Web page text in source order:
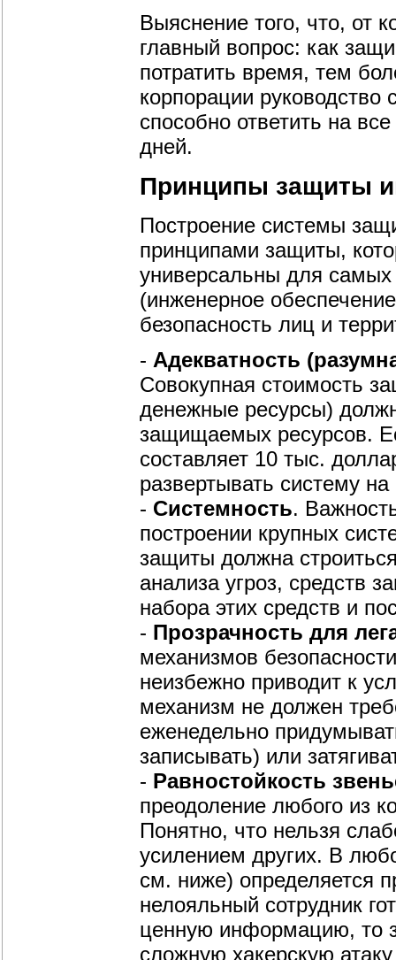
Выяснение того, что, от
главный вопрос: как
потратить время, тем
корпорации
способно ответить на
дней.
Принципы защиты
Построение системы
принципами защиты,
универсальны для
(инженерное
безопасность лиц и
- Адекватность
Совокупная стоимость
денежные ресурсы)
защищаемых ресурсов.
составляет 10 тыс.
развертывать систему
- Системность.
построении крупных
защиты должна
анализа угроз, средств
набора этих средств и
- Прозрачность для
механизмов
неизбежно приводит к
механизм не должен
еженедельно
записывать) или
- Равностойкость
преодоление любого из
Понятно, что нельзя
усилением других. В
см. ниже) определяется
нелояльный сотрудник
ценную информацию, то
сложную хакерскую